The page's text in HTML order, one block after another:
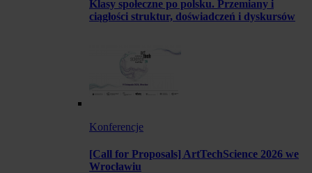
Klasy społeczne po polsku. Przemiany i
ciągłości struktur, doświadczeń i dyskursów
Konferencje
[Call for Proposals] ArtTechScience 2026 we
Wrocławiu